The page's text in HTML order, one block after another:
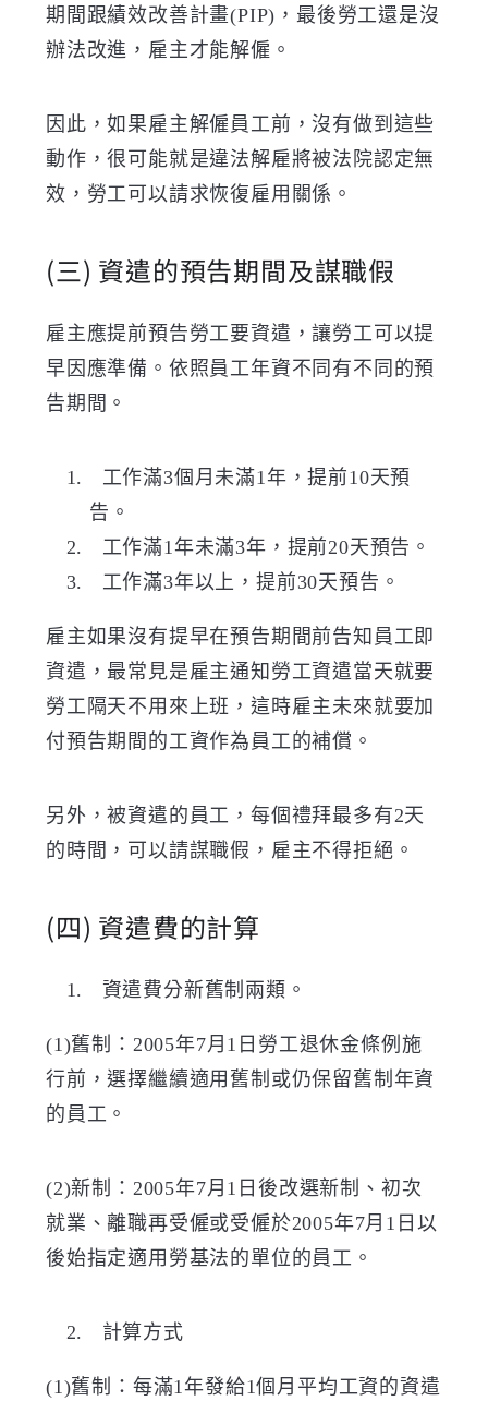
期間跟績效改善計畫(PIP)，最後勞工還是沒
辦法改進，雇主才能解僱。
因此，如果雇主解僱員工前，沒有做到這些
動作，很可能就是違法解雇將被法院認定無
效，勞工可以請求恢復雇用關係 。
(三) 資遣的預告期間及謀職假
雇主應提前預告勞工要資遣，讓勞工可以提
早因應準備。依照員工年資不同有不同的預
告期間。
工作滿3個月未滿1 年，提前10天預
告。
工作滿1 年未滿3年，提前20天預告。
工作滿3年以上，提前30天預告。
雇主如果沒有提早在預告期間前告知員工即
資遣，最常見是雇主通知勞工資遣當天就要
勞工隔天不用來上班，這時雇主未來就要加
付預告期間的工資作為員工的補償。
另外，被資遣的員工，每個禮拜最多有2天
的時間，可以請謀職假，雇主不得拒絕。
(四) 資遣費的計算
資遣費分新舊制兩類。
(1)舊制： 2005年7月 1 日勞工退休金條例施
行前，選擇繼續適用舊制或仍保留舊制年資
的員工。
(2)新制： 2005年7月 1 日後改選新制、初次
就業、離職再受僱或受僱於2005年7月 1 日以
後始指定適用勞基法的單位的員工。
計算方式
(1)舊制：每滿1年發給1個月平均工資的資遣